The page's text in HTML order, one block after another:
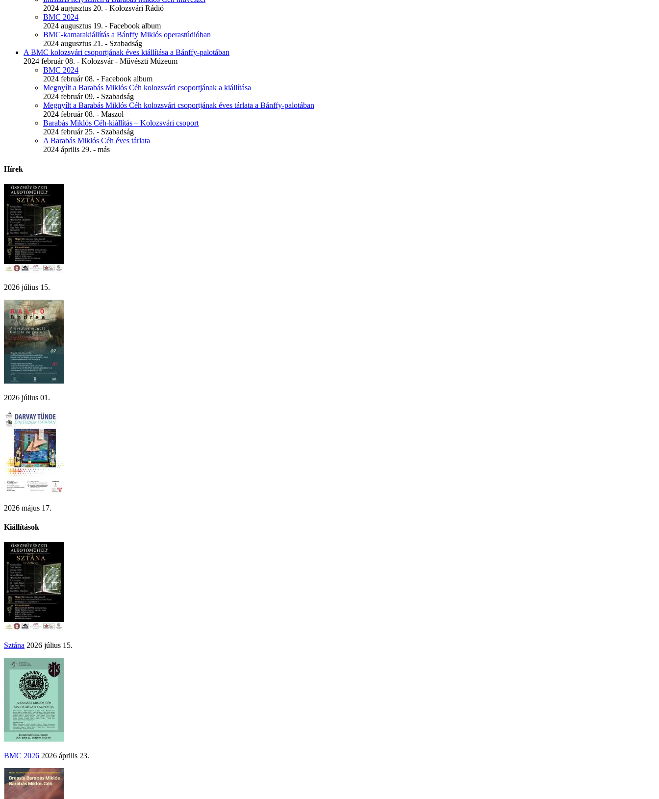
2024 augusztus 20. - Kolozsvári Rádió
BMC 2024
2024 augusztus 19. - Facebook album
BMC-kamarakiállítás a Bánffy Miklós operastúdióban
2024 augusztus 21. - Szabadság
A BMC kolozsvári csoportjának éves kiállítása a Bánffy-palotában
2024 február 08. - Kolozsvár - Művészti Múzeum
BMC 2024
2024 február 08. - Facebook album
Megnyílt a Barabás Miklós Céh kolozsvári csoportjának a kiállítása
2024 február 09. - Szabadság
Megnyílt a Barabás Miklós Céh kolozsvári csoportjának éves tárlata a Bánffy-palotában
2024 február 08. - Maszol
Barabás Miklós Céh-kiállítás – Kolozsvári csoport
2024 február 25. - Szabadság
A Barabás Miklós Céh éves tárlata
2024 április 29. - más
Hírek
2026 július 15.
2026 július 01.
2026 május 17.
Kiállítások
Sztána 2026 július 15.
BMC 2026 2026 április 23.